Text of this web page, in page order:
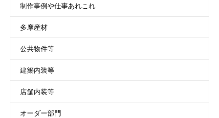
制作事例や仕事あれこれ
多摩産材
公共物件等
建築内装等
店舗内装等
オーダー部門